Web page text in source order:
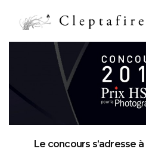
Le concours s’adresse